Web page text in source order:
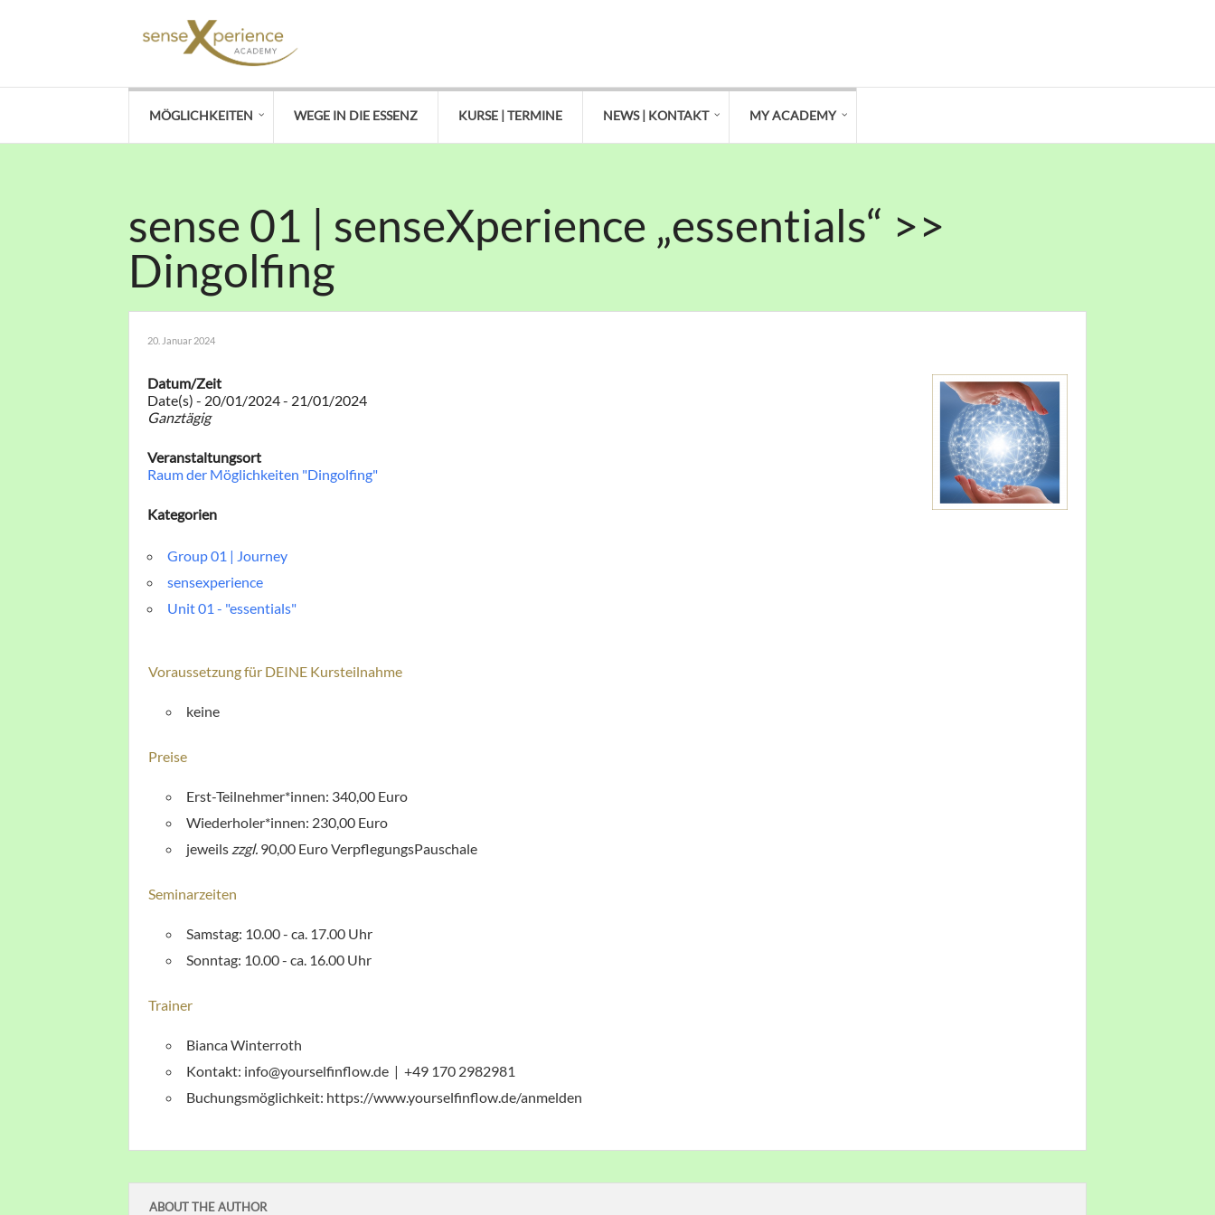
MÖGLICHKEITEN WEGE IN DIE ESSENZ KURSE | TERMINE NEWS | KONTAKT MY ACADEMY
sense 01 | senseXperience „essentials“ >>
Dingolfing
20. Januar 2024
Datum/Zeit
Date(s) - 20/01/2024 - 21/01/2024
Ganztägig
Veranstaltungsort
Raum der Möglichkeiten "Dingolfing"
Kategorien
Group 01 | Journey
sensexperience
Unit 01 - "essentials"
Voraussetzung für DEINE Kursteilnahme
keine
Preise
Erst-Teilnehmer*innen: 340,00 Euro
Wiederholer*innen: 230,00 Euro
jeweils zzgl. 90,00 Euro VerpflegungsPauschale
Seminarzeiten
Samstag: 10.00 - ca. 17.00 Uhr
Sonntag: 10.00 - ca. 16.00 Uhr
Trainer
Bianca Winterroth
Kontakt: info@yourselfinflow.de | +49 170 2982981
Buchungsmöglichkeit: https://www.yourselfinflow.de/anmelden
ABOUT THE AUTHOR